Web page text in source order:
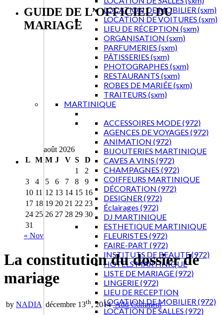
LOCATION DE MOBILIER (sxm)
LOCATION DE VOITURES (sxm)
LIEU DE RÉCEPTION (sxm)
ORGANISATION (sxm)
PARFUMERIES (sxm)
PÂTISSERIES (sxm)
PHOTOGRAPHES (sxm)
RESTAURANTS (sxm)
ROBES DE MARIÉE (sxm)
TRAITEURS (sxm)
MARTINIQUE
ACCESSOIRES MODE (972)
AGENCES DE VOYAGES (972)
ANIMATION (972)
BIJOUTERIES MARTINIQUE
CAVES A VINS (972)
CHAMPAGNES (972)
COIFFEURS MARTINIQUE
DÉCORATION (972)
DESIGNER (972)
Éclairages (972)
DJ MARTINIQUE
ESTHETIQUE MARTINIQUE
FLEURISTES (972)
FAIRE-PART (972)
INSTITUTS DE BEAUTE (972)
HOTELS MARTINIQUE
LISTE DE MARIAGE (972)
LINGERIE (972)
LIEU DE RECEPTION
LOCATION DE MOBILIER (972)
LOCATION DE SALLES (972)
GUIDE DE L’OFFICIEL DU
MARIAGE
août 2026
L M M J V S
D
1
2
3
4 5 6 7 8
9
10 11 12 13 14 15 16
17 18 19 20 21 22 23
24 25 26 27 28 29 30
31
« Nov
La constitution du dossier de
mariage
by NADIA décembre 13th, 2014 Add Comment